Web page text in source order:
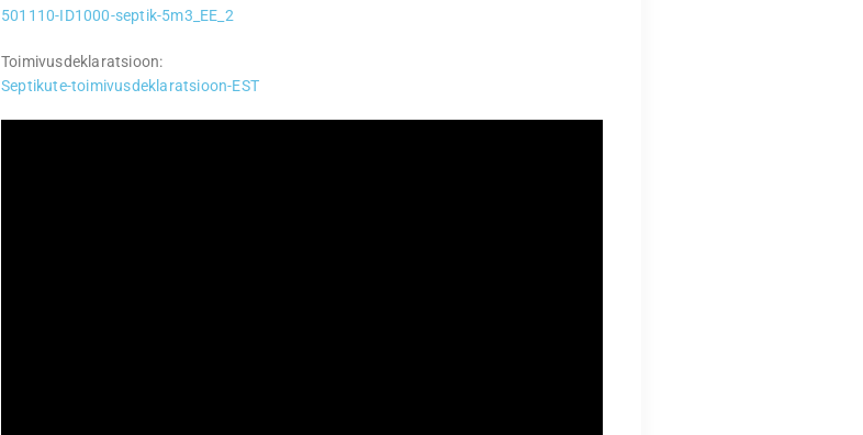
501110-ID1000-septik-5m3_EE_2
Toimivusdeklaratsioon:
Septikute-toimivusdeklaratsioon-EST